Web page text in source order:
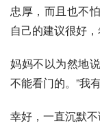
忠厚，而且也不
自己的建议很好，
妈妈不以为然地
不能看门的。”我
幸好，一直沉默不